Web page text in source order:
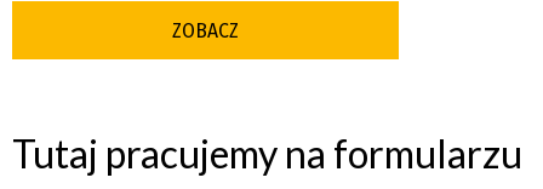
ZOBACZ
Tutaj pracujemy na formularzu